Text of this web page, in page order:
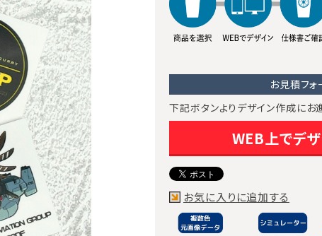
お見積フォ
下記ボタンよりデザイン作成にお
WEB上でデ
お気に入りに追加する